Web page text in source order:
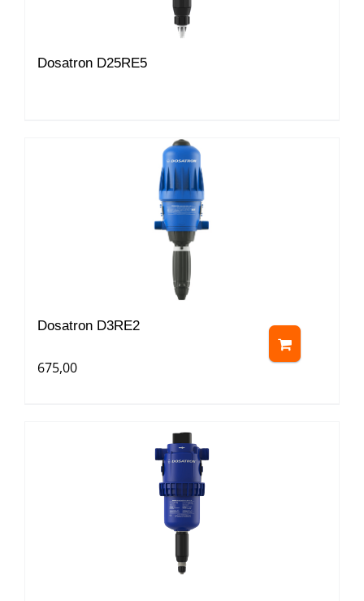
Dosatron D25RE5
Dosatron D3RE2
675,00